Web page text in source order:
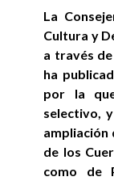
La
Cultura y
a través de
ha
por la
selectivo,
ampliación
de los
como de